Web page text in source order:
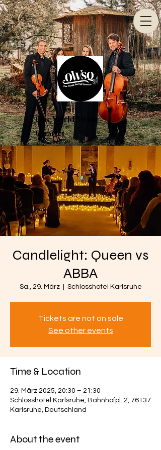
One World String
Quartet
Candlelight: Queen vs
ABBA
Sa., 29. März
  |
Schlosshotel Karlsruhe
Tickets are not on sale
See other events
Time & Location
29. März 2025, 20:30 – 21:30
Schlosshotel Karlsruhe, Bahnhofpl. 2, 76137
Karlsruhe, Deutschland
About the event